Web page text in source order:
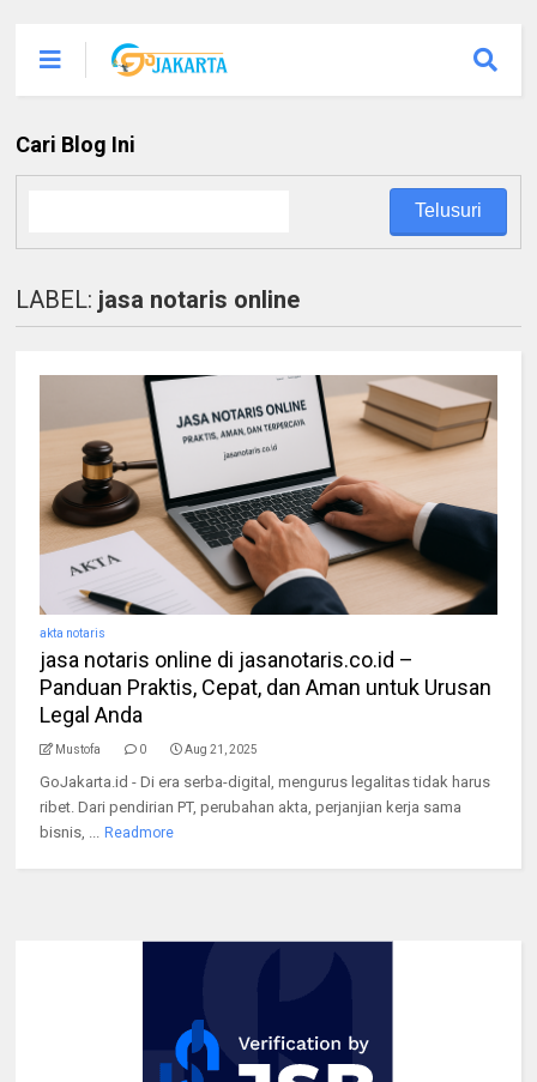
Cari Blog Ini
LABEL: jasa notaris online
akta notaris
jasa notaris online di jasanotaris.co.id –
Panduan Praktis, Cepat, dan Aman untuk Urusan
Legal Anda
Mustofa 0 Aug 21, 2025
GoJakarta.id - Di era serba-digital, mengurus legalitas tidak harus
ribet. Dari pendirian PT, perubahan akta, perjanjian kerja sama
bisnis, ...
Readmore